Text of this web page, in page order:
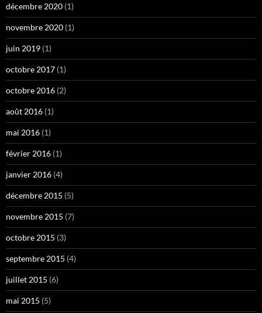
décembre 2020 (1)
novembre 2020 (1)
juin 2019 (1)
octobre 2017 (1)
octobre 2016 (2)
août 2016 (1)
mai 2016 (1)
février 2016 (1)
janvier 2016 (4)
décembre 2015 (5)
novembre 2015 (7)
octobre 2015 (3)
septembre 2015 (4)
juillet 2015 (6)
mai 2015 (5)